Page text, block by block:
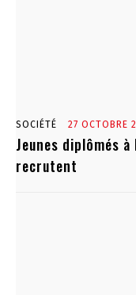
SOCIÉTÉ 27 OCTOBRE
Jeunes diplômés
recrutent